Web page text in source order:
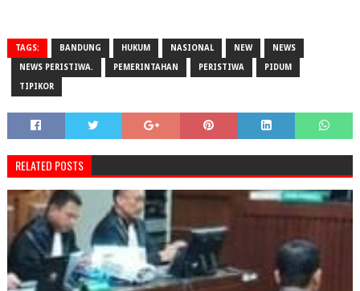
TAGS: BANDUNG HUKUM NASIONAL NEW NEWS
NEWS PERISTIWA. PEMERINTAHAN PERISTIWA PIDUM
TIPIKOR
RELATED POSTS